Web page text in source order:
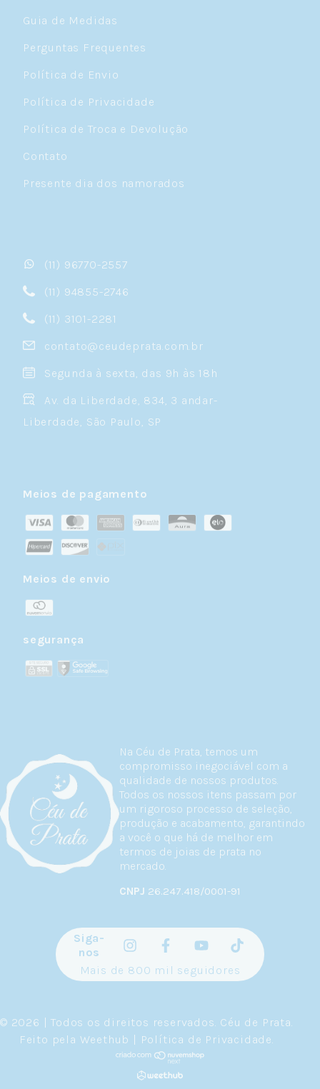
Na Céu de Prata, temos um
compromisso inegociável com a
qualidade de nossos produtos.
Todos os nossos itens passam por
um rigoroso processo de seleção,
produção e acabamento, garantindo
a você o que há de melhor em
termos de joias de prata no
mercado.
CNPJ 26.247.418/0001-91
Guia de Medidas
Perguntas Frequentes
Política de Envio
Política de Privacidade
Política de Troca e Devolução
Contato
Presente dia dos namorados
(11) 96770-2557
(11) 94855-2746
(11) 3101-2281
contato@ceudeprata.com.br
Segunda à sexta, das 9h às 18h
Av. da Liberdade, 834, 3 andar-
Liberdade, São Paulo, SP
Meios de pagamento
Meios de envio
segurança
Siga-
nos
Mais de 800 mil seguidores
© 2026 | Todos os direitos reservados. Céu de Prata
Feito pela Weethub | Política de Privacidade